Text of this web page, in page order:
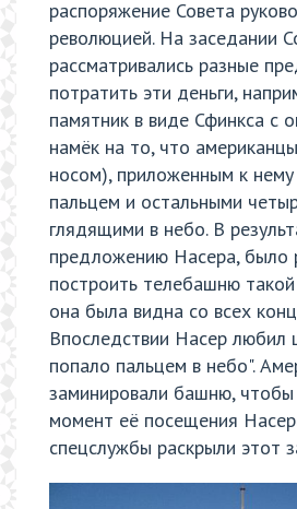
распоряжение Совета
революцией. На заседании
рассматривались разные
потратить эти деньги,
памятник в виде Сфинкса с
намёк на то, что
носом), приложенным к
пальцем и остальными
глядящими в небо. В
предложению Насера, было
построить телебашню
она была видна со всех
Впоследствии Насер любил
попало пальцем в небо".
заминировали башню, чтобы
момент её посещения
спецслужбы раскрыли этот